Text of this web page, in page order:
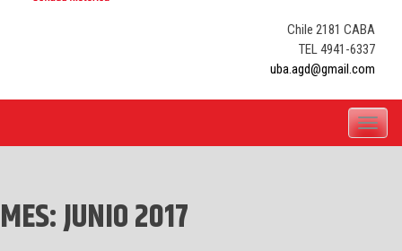
Chile 2181 CABA
TEL 4941-6337
uba.agd@gmail.com
Toggle
MES:JUNIO 2017